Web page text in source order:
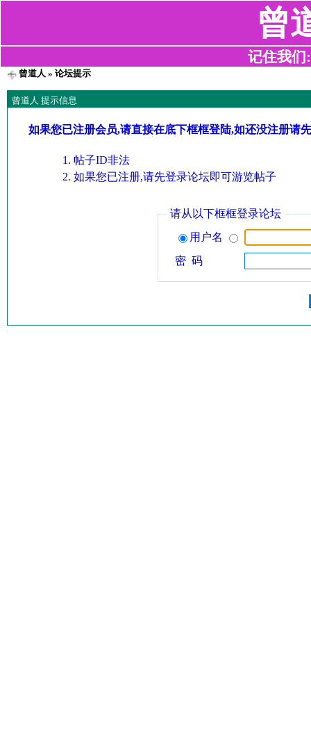
曾
记住我们
曾道人 » 论坛提示
曾道人 提示信息
如果您已注册会员,请直接在底下框框登陆,如还没注册请
帖子ID非法
如果您已注册,请先登录论坛即可游览帖子
请从以下框框登录论坛
用户名
密 码